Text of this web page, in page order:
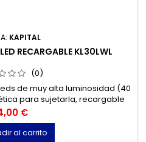
KAPITAL
RECARGABLE KL30LWL
(0)
leds de muy alta luminosidad (40
para sujetarla, recargable
para mechero, 12V.
€
al carrito